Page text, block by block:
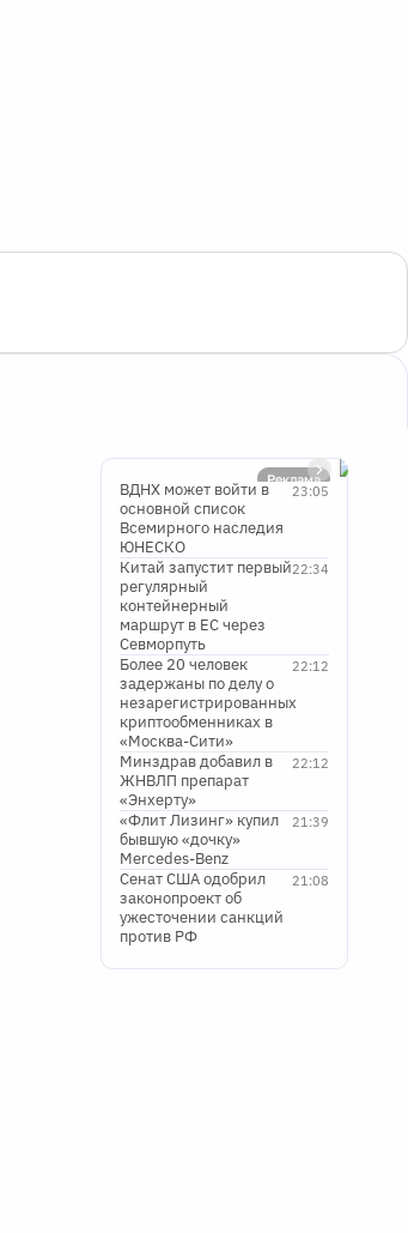
Реклама
23:05
ВДНХ может войти в
основной список
Всемирного наследия
ЮНЕСКО
22:34
Китай запустит первый
регулярный
контейнерный
маршрут в ЕС через
Севморпуть
22:12
Более 20 человек
задержаны по делу о
незарегистрированных
криптообменниках в
«Москва-Сити»
22:12
Минздрав добавил в
ЖНВЛП препарат
«Энхерту»
21:39
«Флит Лизинг» купил
бывшую «дочку»
Mercedes-Benz
21:08
Сенат США одобрил
законопроект об
ужесточении санкций
против РФ